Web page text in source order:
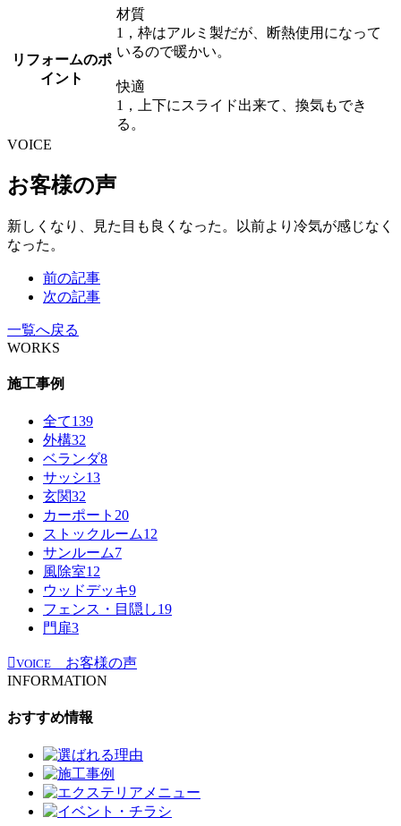
リフォームのポ
イント
材質
1，枠はアルミ製だが、断熱使用になって
いるので暖かい。
快適
1，上下にスライド出来て、換気もでき
る。
VOICE
お客様の声
新しくなり、見た目も良くなった。以前より冷気が感じなく
なった。
前の記事
次の記事
一覧へ戻る
WORKS
施工事例
全て139
外構32
ベランダ8
サッシ13
玄関32
カーポート 20
ストックルーム12
サンルーム7
風除室12
ウッドデッキ9
フェンス・目隠し19
門扉3
VOICE
お客様の声
INFORMATION
おすすめ情報